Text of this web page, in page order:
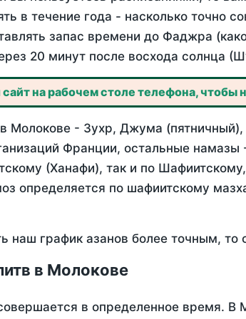
в течение года - насколько точно
запас времени до Фаджра
20 минут после восхода солнца
на рабочем столе телефона, чтобы
Молокове - Зухр, Джума
Франции, остальные
(Ханафи), так и по
определяется по шафиитскому
наш график азанов более точным, то
в Молокове
в определенное время. В